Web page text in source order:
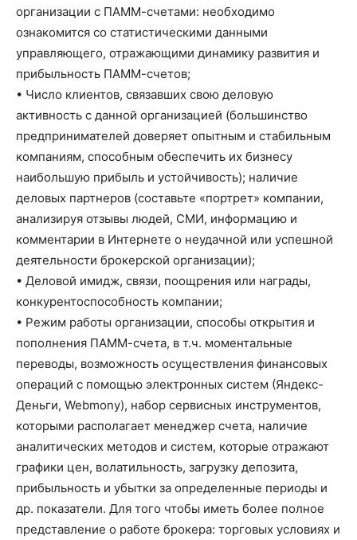
организации с ПАММ-счетами: необходимо
ознакомится со статистическими данными
управляющего, отражающими динамику развития и
прибыльность ПАММ-счетов;
• Число клиентов, связавших свою деловую
активность с данной организацией (большинство
предпринимателей доверяет опытным и стабильным
компаниям, способным обеспечить их бизнесу
наибольшую прибыль и устойчивость); наличие
деловых партнеров (составьте «портрет» компании,
анализируя отзывы людей, СМИ, информацию и
комментарии в Интернете о неудачной или успешной
деятельности брокерской организации);
• Деловой имидж, связи, поощрения или награды,
конкурентоспособность компании;
• Режим работы организации, способы открытия и
пополнения ПАММ-счета, в т.ч. моментальные
переводы, возможность осуществления финансовых
операций с помощью электронных систем (Яндекс-
Деньги, Webmony), набор сервисных инструментов,
которыми располагает менеджер счета, наличие
аналитических методов и систем, которые отражают
графики цен, волатильность, загрузку депозита,
прибыльность и убытки за определенные периоды и
др. показатели. Для того чтобы иметь более полное
представление о работе брокера: торговых условиях и